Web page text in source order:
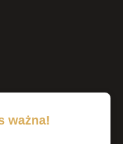
ważna!